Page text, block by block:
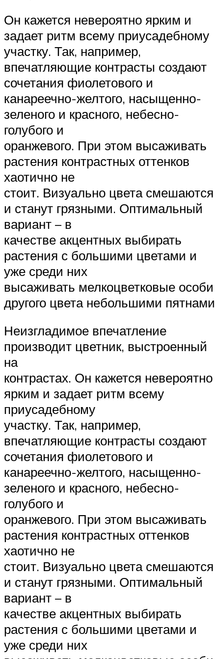
Он кажется невероятно ярким и
задает ритм всему приусадебному
участку. Так, например,
впечатляющие контрасты создают
сочетания фиолетового и
канареечно-желтого, насыщенно-
зеленого и красного, небесно-
голубого и
оранжевого. При этом высаживать
растения контрастных оттенков
хаотично не
стоит. Визуально цвета смешаются
и станут грязными. Оптимальный
вариант – в
качестве акцентных выбирать
растения с большими цветами и
уже среди них
высаживать мелкоцветковые особи
другого цвета небольшими пятнами
Неизгладимое впечатление
производит цветник, выстроенный
на
контрастах. Он кажется невероятно
ярким и задает ритм всему
приусадебному
участку. Так, например,
впечатляющие контрасты создают
сочетания фиолетового и
канареечно-желтого, насыщенно-
зеленого и красного, небесно-
голубого и
оранжевого. При этом высаживать
растения контрастных оттенков
хаотично не
стоит. Визуально цвета смешаются
и станут грязными. Оптимальный
вариант – в
качестве акцентных выбирать
растения с большими цветами и
уже среди них